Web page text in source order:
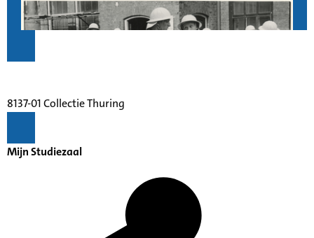
8137-01 Collectie Thuring
Mijn Studiezaal